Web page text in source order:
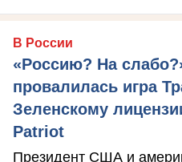
В России
«Россию? На
провалилась игра
Зеленскому
Patriot
Президент США и